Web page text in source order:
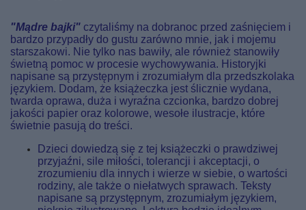
"Mądre bajki" czytaliśmy na dobranoc przed zaśnięciem i
bardzo przypadły do gustu zarówno mnie, jak i mojemu
starszakowi. Nie tylko nas bawiły, ale również stanowiły
świetną pomoc w procesie wychowywania. Historyjki
napisane są przystępnym i zrozumiałym dla przedszkolaka
językiem. Dodam, że książeczka jest ślicznie wydana,
twarda oprawa, duża i wyraźna czcionka, bardzo dobrej
jakości papier oraz kolorowe, wesołe ilustracje, które
świetnie pasują do treści.
Dzieci dowiedzą się z tej książeczki o prawdziwej
przyjaźni, sile miłości, tolerancji i akceptacji, o
zrozumieniu dla innych i wierze w siebie, o wartości
rodziny, ale także o niełatwych sprawach. Teksty
napisane są przystępnym, zrozumiałym językiem,